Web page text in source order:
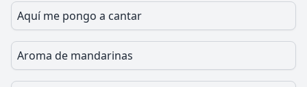
Aquí me pongo a cantar
Aroma de mandarinas